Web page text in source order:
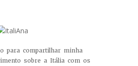
para compartilhar minha
sobre a Itália com os